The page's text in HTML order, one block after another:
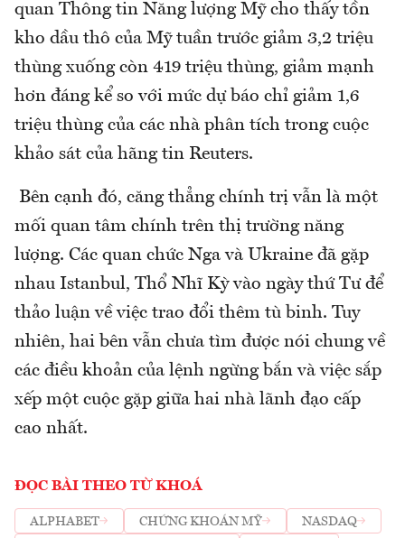
quan Thông tin Năng lượng Mỹ cho thấy tồn
kho dầu thô của Mỹ tuần trước giảm 3,2 triệu
thùng xuống còn 419 triệu thùng, giảm mạnh
hơn đáng kể so với mức dự báo chỉ giảm 1,6
triệu thùng của các nhà phân tích trong cuộc
khảo sát của hãng tin Reuters.
Bên cạnh đó, căng thẳng chính trị vẫn là một
mối quan tâm chính trên thị trường năng
lượng. Các quan chức Nga và Ukraine đã gặp
nhau Istanbul, Thổ Nhĩ Kỳ vào ngày thứ Tư để
thảo luận về việc trao đổi thêm tù binh. Tuy
nhiên, hai bên vẫn chưa tìm được nói chung về
các điều khoản của lệnh ngừng bắn và việc sắp
xếp một cuộc gặp giữa hai nhà lãnh đạo cấp
cao nhất.
ĐỌC BÀI THEO TỪ KHOÁ
ALPHABET CHỨNG KHOÁN MỸ
NASDAQ